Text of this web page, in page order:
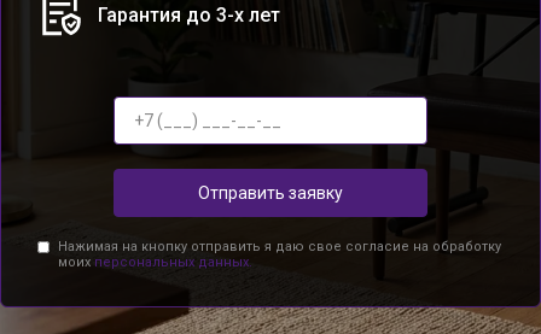
Гарантия до 3-х лет
Отправить заявку
Нажимая на кнопку отправить я даю свое согласие на обработку
моих персональных данных.